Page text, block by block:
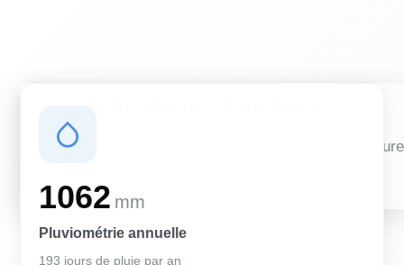
Des conditions qui influencent vos travaux de couverture
1062 mm
Pluviométrie annuelle
193 jours de pluie par an